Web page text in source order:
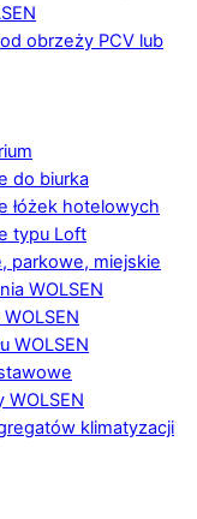
obrzeży PCV lub
do biurka
łóżek hotelowych
typu Loft
parkowe, miejskie
WOLSEN
WOLSEN
WOLSEN
klimatyzacji